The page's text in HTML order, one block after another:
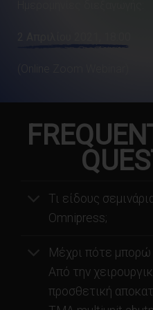
Τι είδους
Omnipress;
Μέχρι πότε
Από την
προσθετική